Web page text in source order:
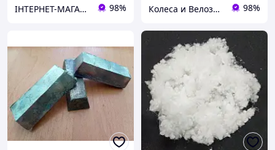
ІНТЕРНЕТ-МАГАЗИН Партнер 98% Колеса и Велозапчасти 98%